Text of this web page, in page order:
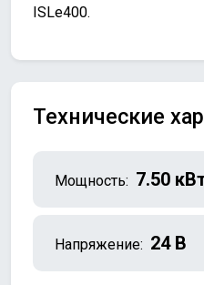
ISLe400.
Технические
Мощность: 7.50
Напряжение: 24 В